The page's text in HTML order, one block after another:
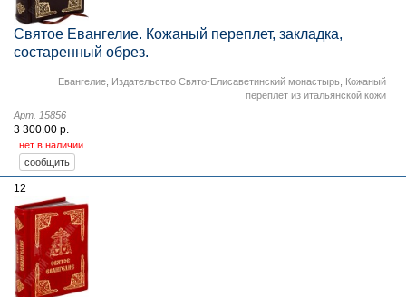
Святое Евангелие. Кожаный переплет, закладка,
состаренный обрез.
Евангелие Издательство Свято-Елисаветинский монастырь Кожаный
переплет из итальянской кожи
Арт. 15856
3 300.00 р.
нет в наличии
12